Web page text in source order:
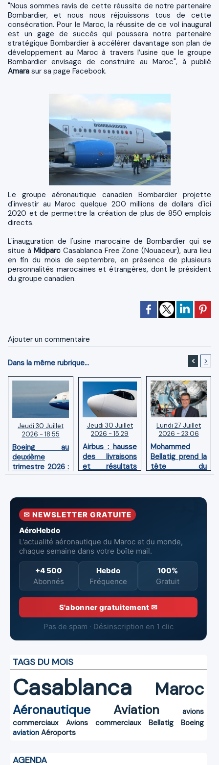
"Nous sommes ravis de cette réussite de notre partenaire
Bombardier, et nous nous réjouissons tous de cette
consécration. Pour le Maroc, la réussite de ce vol inaugural
est un gage de succès qui poussera notre partenaire
stratégique Bombardier à accélérer davantage son plan de
développement au Maroc à travers l’usine que le groupe
Bombardier envisage de construire au Maroc", à publié
Amara sur sa page Facebook.
Le groupe aéronautique canadien Bombardier projette
d'investir au Maroc quelque 200 millions de dollars d'ici
2020 et de permettre la création de plus de 850 emplois
directs.
L'inauguration de l'usine marocaine de Bombardier qui se
situe à Midparc Casablanca Free Zone (Nouaceur), aura lieu
en fin du mois de septembre, en présence de plusieurs
personnalités marocaines et étrangères, dont le président
du groupe canadien.
Ajouter un commentaire
Dans la même rubrique... < >
Jeudi 30 Juillet
2026 - 18:55
Boeing au
deuxième
trimestre 2026 :
Chiffre d'affaires
pertes nettes
réduites
Jeudi 30 Juillet
2026 - 15:29
Airbus : hausse
des livraisons
et résultats
financiers
premier
Lundi 27 Juillet
2026 - 23:06
Mohammed
Bellatig prend la
tête du
Groupement
Marocaines
✉ NEWSLETTER GRATUITE
AéroHebdo
L'actualité aéronautique du Maroc et du monde,
chaque semaine dans votre boîte mail.
+4 500
Abonnés
Hebdo
Fréquence
100%
Gratuit
S'abonner gratuitement ✉
Pas de spam · Désinscription en 1 clic
TAGS DU MOIS
Casablanca Maroc
Aéronautique Aviation
avions
commerciaux
Avions commerciaux Bellatig
Boeing
aviation Aéroports
AGENDA